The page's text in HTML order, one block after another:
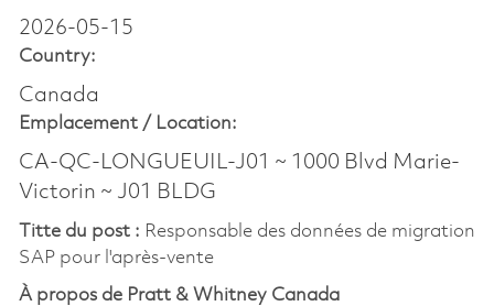
2026-05-15
Country:
Canada
Emplacement / Location:
CA-QC-LONGUEUIL-J01 ~ 1000 Blvd Marie-
Victorin ~ J01 BLDG
Titte du post : Responsable des données de migration
SAP pour l'après-vente
À propos de Pratt & Whitney Canada